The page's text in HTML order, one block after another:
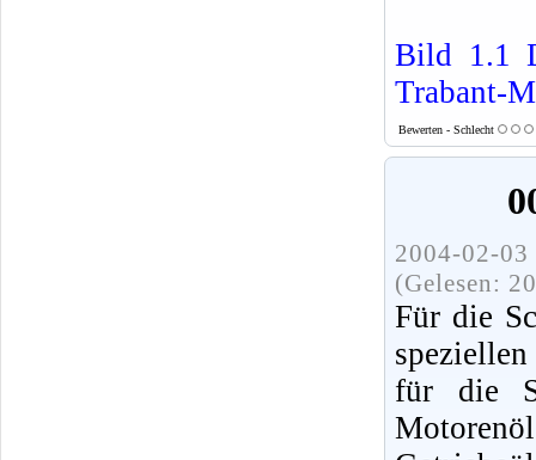
Bild 1.1
Trabant-
Bewerten - Schlecht
2004-02-
(Gelesen:
Für die
für die